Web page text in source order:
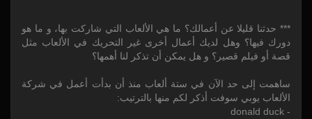
*** حدثنا قليلا عن أعمالك؟ ما هي الألعاب التي شاركت بها، و ما هو
دورك فيها؟ وهل لديك أعمال أخرى غير التحريك في الألعاب مثل
قصة أو فيلم قصير؟ و هل يمكن أن تذكر لنا أهمها؟
ساهمت إلى حد الآن في ستة ألعاب منذ أن بدأت أعمل في شركة
الألعاب يوبي سوفت أذكر لكم منها بالترتيب:
- donald duck